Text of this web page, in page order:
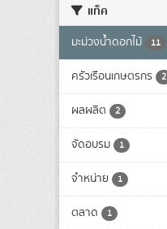
แท็ค
มะม่วงน้ำดอกไม้ 11
ครัวเรือนเกษตรกร 2
ผลผลิต 2
จัดอบรม 1
จำหน่าย 1
ตลาด 1